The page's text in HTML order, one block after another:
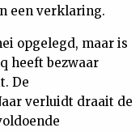
een verklaring.
opgelegd, maar is
heeft bezwaar
De
verluidt draait de